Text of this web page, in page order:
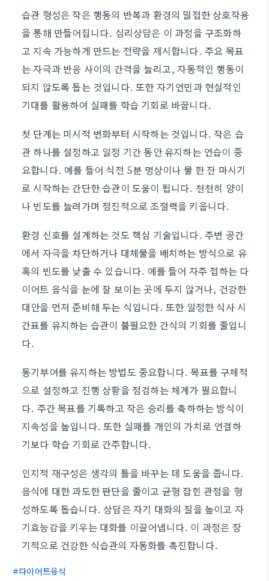
습관 형성은 작은 행동의 반복과 환경의 밀접한 상호작용
을 통해 만들어집니다. 심리상담은 이 과정을 구조화하
고 지속 가능하게 만드는 전략을 제시합니다. 주요 목표
는 자극과 반응 사이의 간격을 늘리고, 자동적인 행동이
되지 않도록 돕는 것입니다. 또한 자기연민과 현실적인
기대를 활용하여 실패를 학습 기회로 바꿉니다.
첫 단계는 미시적 변화부터 시작하는 것입니다. 작은 습
관 하나를 설정하고 일정 기간 동안 유지하는 연습이 중
요합니다. 예를 들어 식전 5분 명상이나 물 한 잔 마시기
로 시작하는 간단한 습관이 도움이 됩니다. 천천히 양이
나 빈도를 늘려가며 점진적으로 조절력을 키웁니다.
환경 신호를 설계하는 것도 핵심 기술입니다. 주변 공간
에서 자극을 차단하거나 대체물을 배치하는 방식으로 유
혹의 빈도를 낮출 수 있습니다. 예를 들어 자주 접하는 다
이어트 음식을 눈에 잘 보이는 곳에 두지 않거나, 건강한
대안을 먼저 준비해 두는 식입니다. 또한 일정한 식사 시
간표를 유지하는 습관이 불필요한 간식의 기회를 줄입니
다.
동기부여를 유지하는 방법도 중요합니다. 목표를 구체적
으로 설정하고 진행 상황을 점검하는 체계가 필요합니
다. 주간 목표를 기록하고 작은 승리를 축하하는 방식이
지속성을 높입니다. 또한 실패를 개인의 가치로 연결하
기보다 학습 기회로 간주합니다.
인지적 재구성은 생각의 틀을 바꾸는 데 도움을 줍니다.
음식에 대한 과도한 판단을 줄이고 균형 잡힌 관점을 형
성하도록 돕습니다. 상담은 자기 대화의 질을 높이고 자
기효능감을 키우는 대화를 이끌어냅니다. 이 과정은 장
기적으로 건강한 식습관의 자동화를 촉진합니다.
다이어트음식